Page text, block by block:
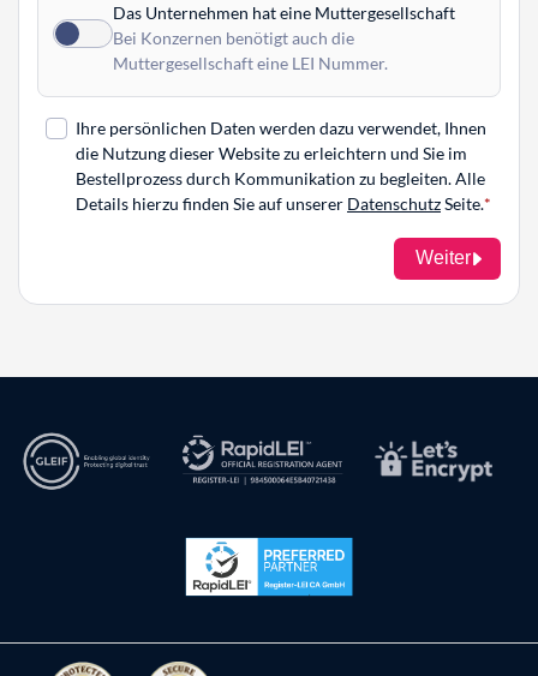
Das Unternehmen hat eine Muttergesellschaft
Bei Konzernen benötigt auch die
Muttergesellschaft eine LEI Nummer.
Ihre persönlichen Daten werden dazu verwendet, Ihnen
die Nutzung dieser Website zu erleichtern und Sie im
Bestellprozess durch Kommunikation zu begleiten. Alle
Details hierzu finden Sie auf unserer DatenschutzSeite.
Weiter